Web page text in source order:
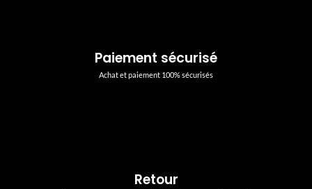
Paiement sécurisé
Achat et paiement 100% sécurisés
Retour